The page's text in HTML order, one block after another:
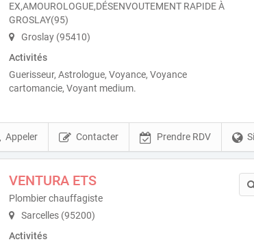
EX,AMOUROLOGUE,DÉSENVOUTEMENT RAPIDE À
GROSLAY(95)
Groslay (95410)
Activités
Guerisseur, Astrologue, Voyance, Voyance
cartomancie, Voyant medium.
Prendre RDV
Contacter
Appeler
VENTURA ETS
Plombier chauffagiste
Sarcelles (95200)
Activités